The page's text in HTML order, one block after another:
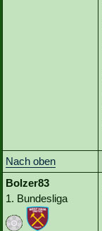
Nach oben
Bolzer83
1. Bundesliga